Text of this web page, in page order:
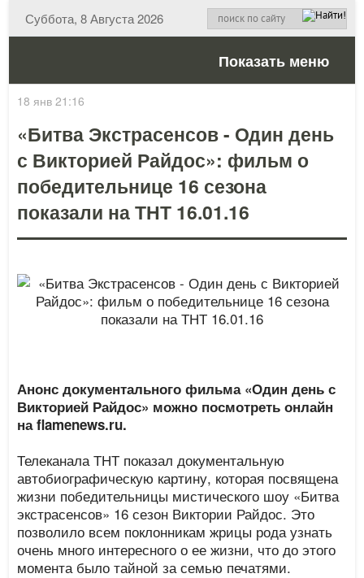
Суббота, 8 Августа 2026
Показать меню
18 янв 21:16
«Битва Экстрасенсов - Один день
с Викторией Райдос»: фильм о
победительнице 16 сезона
показали на ТНТ 16.01.16
Анонс документального фильма «Один день с
Викторией Райдос» можно посмотреть онлайн
на flamenews.ru.
Телеканала ТНТ показал документальную
автобиографическую картину, которая посвящена
жизни победительницы мистического шоу «Битва
экстрасенсов» 16 сезон Виктории Райдос. Это
позволило всем поклонникам жрицы рода узнать
очень много интересного о ее жизни, что до этого
момента было тайной за семью печатями.